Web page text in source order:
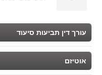
עורך דין תביעות סיעוד
אוטיזם